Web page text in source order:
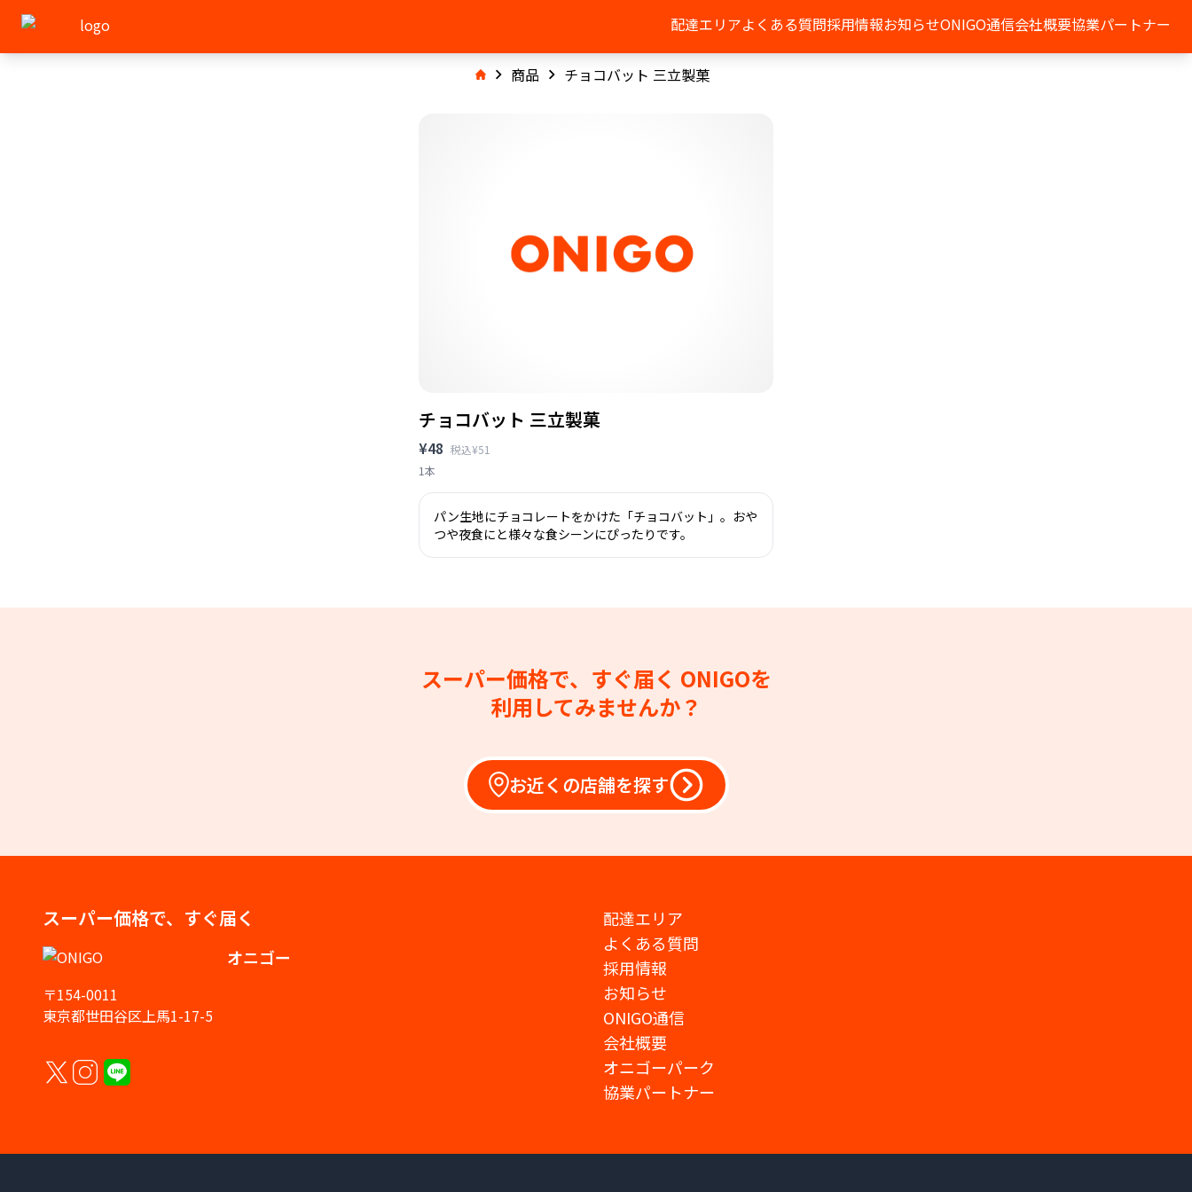
配達エリアよくある質問採用情報お知らせONIGO通信会社概要協業パートナー
商品 チョコバット 三立製菓
チョコバット 三立製菓
¥48 税込¥51
1本
パン生地にチョコレートをかけた「チョコバット」。おや
つや夜食にと様々な食シーンにぴったりです。
スーパー価格で、すぐ届く ONIGOを
利用してみませんか？
お近くの店舗を探す
スーパー価格で、すぐ届く
オニゴー
〒154-0011
東京都世田谷区上馬1-17-5
配達エリア
よくある質問
採用情報
お知らせ
ONIGO通信
会社概要
オニゴーパーク
協業パートナー